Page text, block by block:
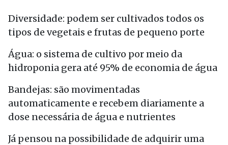
Diversidade: podem ser cultivados todos os
tipos de vegetais e frutas de pequeno porte
Água: o sistema de cultivo por meio da
hidroponia gera até 95% de economia de água
Bandejas: são movimentadas
automaticamente e recebem diariamente a
dose necessária de água e nutrientes
Já pensou na possibilidade de adquirir uma